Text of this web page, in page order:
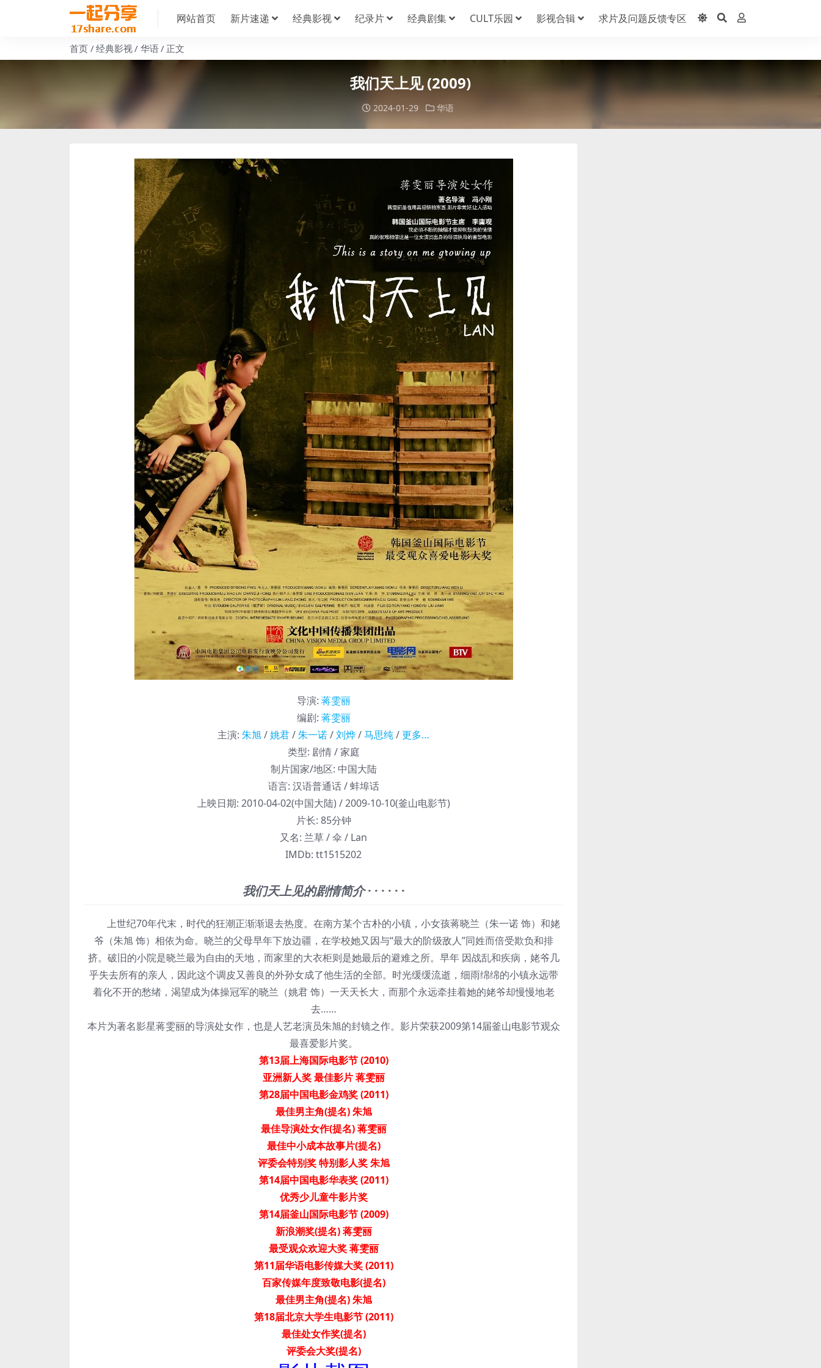
网站首页 新片速递 经典影视 纪录片 经典剧集 CULT乐园 影视合辑 求片及问题反馈专区
首页 经典影视 华语 正文
我们天上见 (2009)
2024-01-29 华语
导演: 蒋雯丽
编剧: 蒋雯丽
主演: 朱旭/姚君/朱一诺/刘烨/马思纯/更多…
类型: 剧情 / 家庭
制片国家/地区: 中国大陆
语言: 汉语普通话 / 蚌埠话
上映日期: 2010-04-02(中国大陆) / 2009-10-10(釜山电影节)
片长: 85分钟
又名: 兰草 / 伞 / Lan
IMDb: tt1515202
我们天上见的剧情简介· · · · · ·
上世纪70年代末，时代的狂潮正渐渐退去热度。在南方某个古朴的小镇，小女孩蒋晓兰（朱一诺 饰）和姥
爷（朱旭 饰）相依为命。晓兰的父母早年下放边疆，在学校她又因与“最大的阶级敌人”同姓而倍受欺负和排
挤。破旧的小院是晓兰最为自由的天地，而家里的大衣柜则是她最后的避难之所。早年 因战乱和疾病，姥爷几
乎失去所有的亲人，因此这个调皮又善良的外孙女成了他生活的全部。时光缓缓流逝，细雨绵绵的小镇永远带
着化不开的愁绪，渴望成为体操冠军的晓兰（姚君 饰）一天天长大，而那个永远牵挂着她的姥爷却慢慢地老
去……
本片为著名影星蒋雯丽的导演处女作，也是人艺老演员朱旭的封镜之作。影片荣获2009第14届釜山电影节观众
最喜爱影片奖。
第13届上海国际电影节 (2010)
亚洲新人奖 最佳影片 蒋雯丽
第28届中国电影金鸡奖 (2011)
最佳男主角(提名) 朱旭
最佳导演处女作(提名) 蒋雯丽
最佳中小成本故事片(提名)
评委会特别奖 特别影人奖 朱旭
第14届中国电影华表奖 (2011)
优秀少儿童牛影片奖
第14届釜山国际电影节 (2009)
新浪潮奖(提名) 蒋雯丽
最受观众欢迎大奖 蒋雯丽
第11届华语电影传媒大奖 (2011)
百家传媒年度致敬电影(提名)
最佳男主角(提名) 朱旭
第18届北京大学生电影节 (2011)
最佳处女作奖(提名)
评委会大奖(提名)